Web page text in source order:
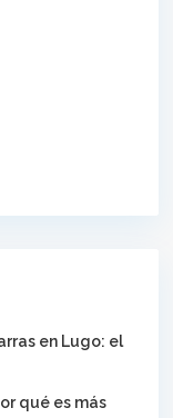
en Lugo: el
qué es más